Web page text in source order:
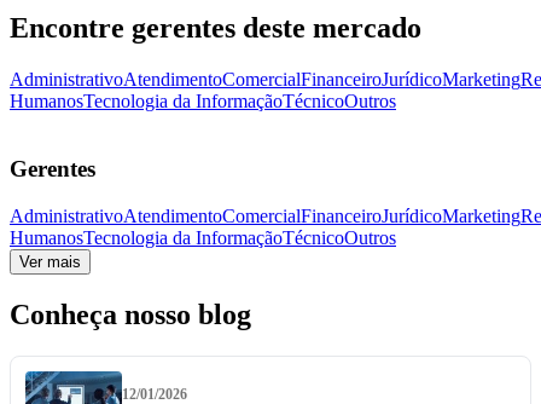
Encontre gerentes deste mercado
AdministrativoAtendimentoComercialFinanceiroJurídicoMarketing
HumanosTecnologia da InformaçãoTécnicoOutros
Gerentes
AdministrativoAtendimentoComercialFinanceiroJurídicoMarketing
HumanosTecnologia da InformaçãoTécnicoOutros
Ver mais
Conheça nosso blog
12/01/2026